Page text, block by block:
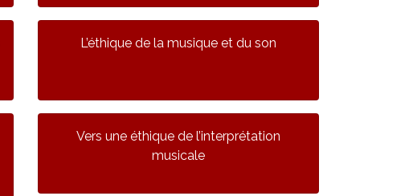
L’éthique de la musique et du son
Vers une éthique de l’interprétation
musicale